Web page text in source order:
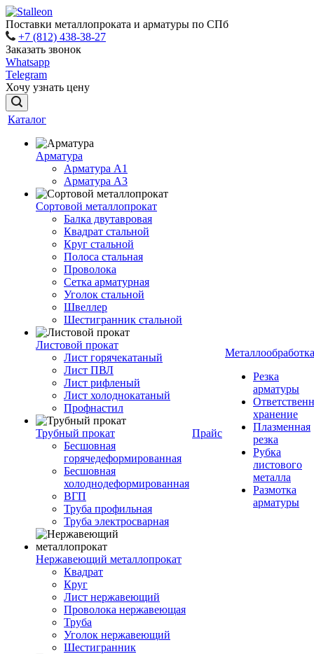
Поставки металлопроката и арматуры по СПб
+7 (812) 438-38-27
Заказать звонок
Whatsapp
Telegram
Хочу узнать цену
Каталог
Арматура
Арматура A1
Арматура А3
Сортовой металлопрокат
Балка двутавровая
Квадрат стальной
Круг стальной
Полоса стальная
Проволока
Сетка арматурная
Уголок стальной
Швеллер
Шестигранник стальной
Листовой прокат
Лист горячекатаный
Лист ПВЛ
Лист рифленый
Лист холоднокатаный
Профнастил
Трубный прокат
Бесшовная
горячедеформированная
Бесшовная
холоднодеформированная
ВГП
Труба профильная
Труба электросварная
Нержавеющий металлопрокат
Квадрат
Круг
Лист нержавеющий
Проволока нержавеющая
Труба
Уголок нержавеющий
Шестигранник
Прайс
Металлообработка
Резка
арматуры
хранение
Плазменная
резка
Рубка
листового
металла
Размотка
арматуры